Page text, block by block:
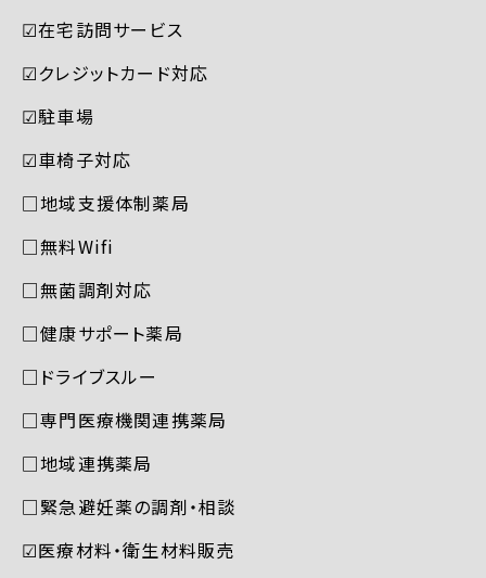
☑︎在宅訪問サービス
☑︎クレジットカード対応
☑︎駐車場
☑︎車椅子対応
□地域支援体制薬局
□無料Wifi
□無菌調剤対応
□健康サポート薬局
□ドライブスルー
□専門医療機関連携薬局
□地域連携薬局
□緊急避妊薬の調剤・相談
☑︎医療材料・衛生材料販売